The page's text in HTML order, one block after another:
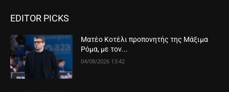
EDITOR PICKS
Ματέο Κοτέλι προπονητής της Μάξιμα
Ρόμα, με τον...
04/08/2026 13:42